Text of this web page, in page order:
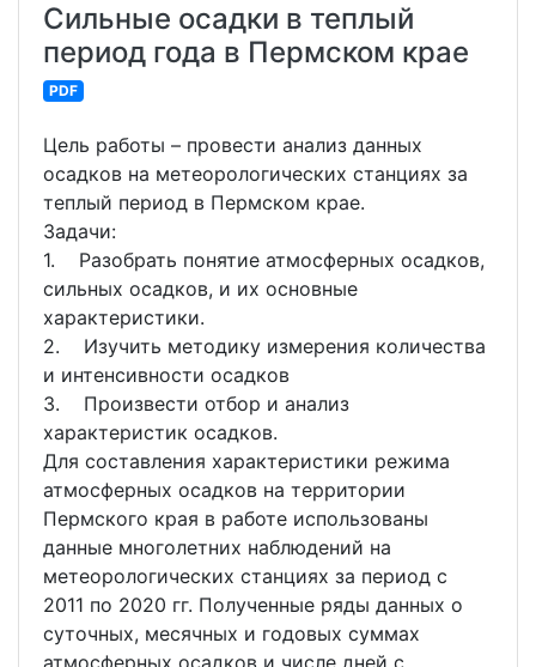
Сильные осадки в теплый
период года в Пермском крае
PDF
Цель работы – провести анализ данных
осадков на метеорологических станциях за
теплый период в Пермском крае.
Задачи:
1. Разобрать понятие атмосферных осадков,
сильных осадков, и их основные
характеристики.
2. Изучить методику измерения количества
и интенсивности осадков
3. Произвести отбор и анализ
характеристик осадков.
Для составления характеристики режима
атмосферных осадков на территории
Пермского края в работе использованы
данные многолетних наблюдений на
метеорологических станциях за период с
2011 по 2020 гг. Полученные ряды данных о
суточных, месячных и годовых суммах
атмосферных осадков и числе дней с